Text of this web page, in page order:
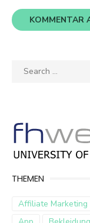
Search
THEMEN
Affiliate Marketing